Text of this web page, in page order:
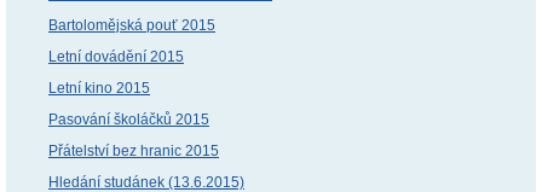
Bartolomějská pouť 2015
Letní dovádění 2015
Letní kino 2015
Pasování školáčků 2015
Přátelství bez hranic 2015
Hledání studánek (13.6.2015)